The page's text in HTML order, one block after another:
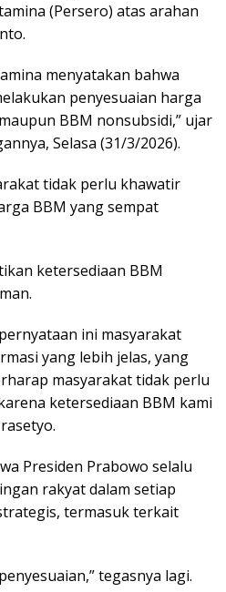
(Persero) atas arahan
menyatakan bahwa
penyesuaian harga
BBM nonsubsidi,” ujar
Selasa (31/3/2026).
tidak perlu khawatir
BBM yang sempat
ketersediaan BBM
ini masyarakat
yang lebih jelas, yang
masyarakat tidak perlu
ketersediaan BBM kami
Presiden Prabowo selalu
rakyat dalam setiap
termasuk terkait
tegasnya lagi.